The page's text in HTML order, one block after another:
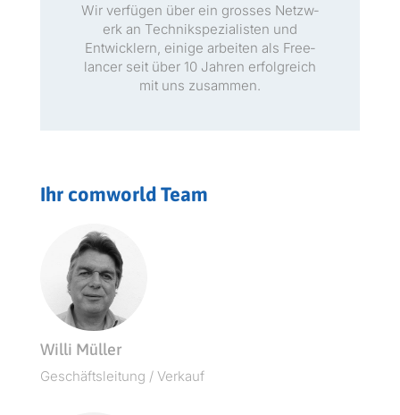
Wir ver­fü­gen über ein gross­es Net­zw­
erk an Tech­nikspezial­is­ten und
Entwick­lern, einige arbeit­en als Free­
lancer seit über 10 Jahren erfol­gre­ich
mit uns zusammen.
Ihr comworld Team
Willi Müller
Geschäft­sleitung / Verkauf